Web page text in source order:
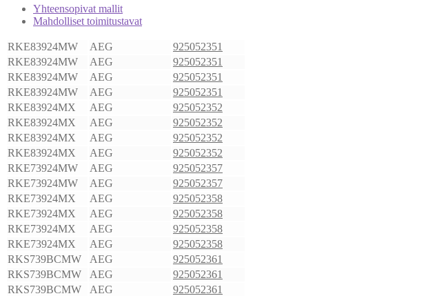
27mm
8073053046
määrä
Yhteensopivat mallit
Mahdolliset toimitustavat
RKE83924MW AEG
925052351
RKE83924MW
AEG
925052351
RKE83924MW
AEG
925052351
RKE83924MW
AEG
925052351
RKE83924MX
AEG
925052352
RKE83924MX
AEG
925052352
RKE83924MX
AEG
925052352
RKE83924MX
AEG
925052352
RKE73924MW
AEG
925052357
RKE73924MW
AEG
925052357
RKE73924MX
AEG
925052358
RKE73924MX
AEG
925052358
RKE73924MX
AEG
925052358
RKE73924MX
AEG
925052358
RKS739BCMW
AEG
925052361
RKS739BCMW
AEG
925052361
RKS739BCMW
AEG
925052361